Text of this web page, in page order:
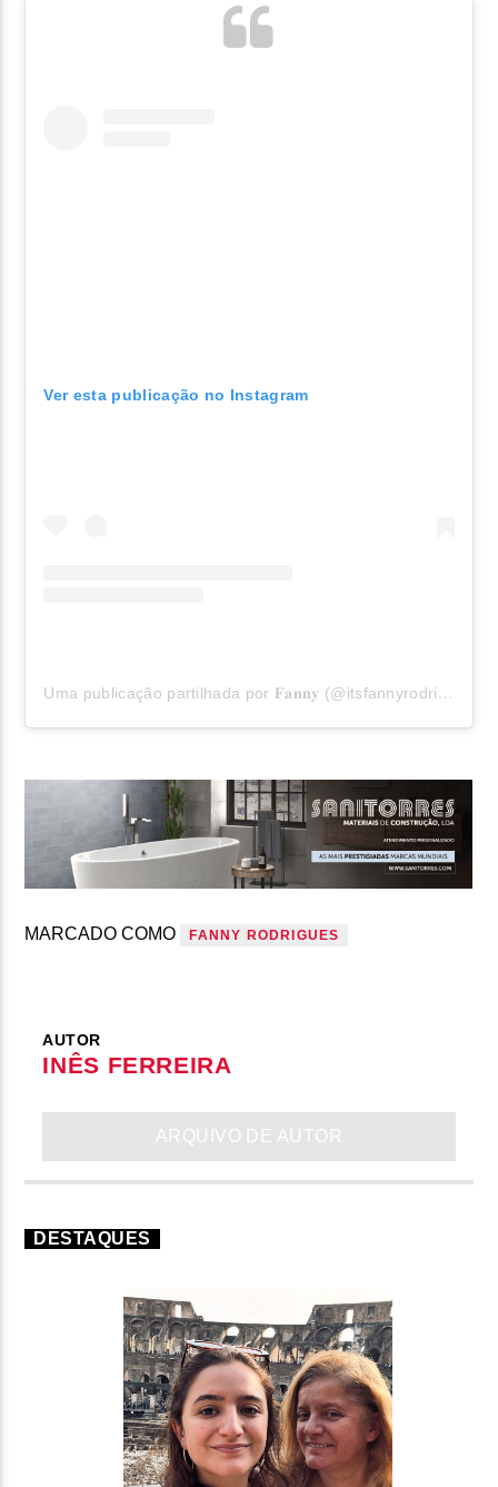
Ver esta publicação no Instagram
Uma publicação partilhada por 𝐅𝐚𝐧𝐧𝐲 (@itsfannyrodrigues)
MARCADO COMO FANNY RODRIGUES
AUTOR
INÊS FERREIRA
ARQUIVO DE AUTOR
DESTAQUES